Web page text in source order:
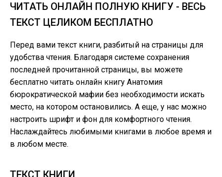
ЧИТАТЬ ОНЛАЙН ПОЛНУЮ КНИГУ - ВЕСЬ
ТЕКСТ ЦЕЛИКОМ БЕСПЛАТНО
Перед вами текст книги, разбитый на страницы для
удобства чтения. Благодаря системе сохранения
последней прочитанной страницы, вы можете
бесплатно читать онлайн книгу Анатомия
бюрократической мафии без необходимости искать
место, на котором остановились. А еще, у нас можно
настроить шрифт и фон для комфортного чтения.
Наслаждайтесь любимыми книгами в любое время и
в любом месте.
ТЕКСТ КНИГИ